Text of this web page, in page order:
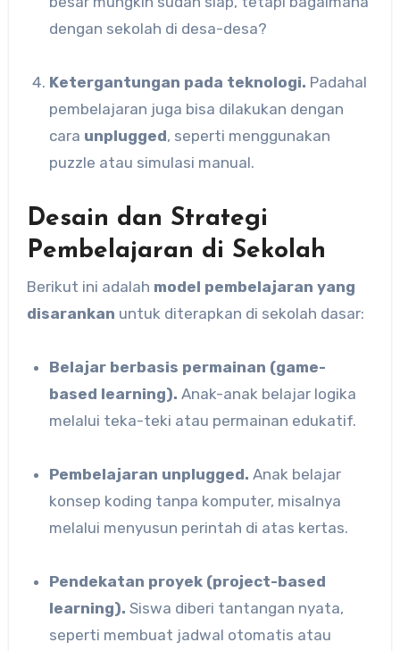
dengan sekolah di desa-desa?
Ketergantungan pada teknologi. Padahal
pembelajaran juga bisa dilakukan dengan
cara unplugged, seperti menggunakan
puzzle atau simulasi manual.
Desain dan Strategi
Pembelajaran di Sekolah
Berikut ini adalah model pembelajaran yang
disarankan untuk diterapkan di sekolah dasar:
Belajar berbasis permainan (game-
based learning). Anak-anak belajar logika
melalui teka-teki atau permainan edukatif.
Pembelajaran unplugged. Anak belajar
konsep koding tanpa komputer, misalnya
melalui menyusun perintah di atas kertas.
Pendekatan proyek (project-based
learning). Siswa diberi tantangan nyata,
seperti membuat jadwal otomatis atau